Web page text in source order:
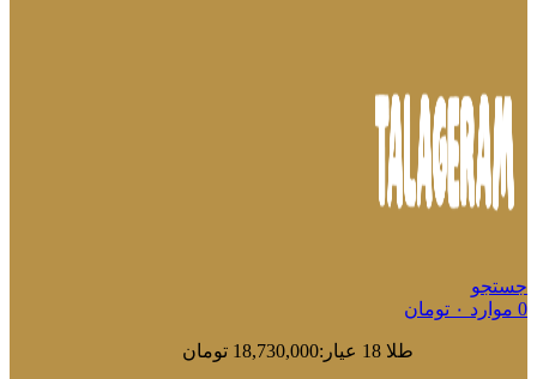
جستجو
0 موارد ۰ تومان
طلا 18 عیار: 18,730,000 تومان